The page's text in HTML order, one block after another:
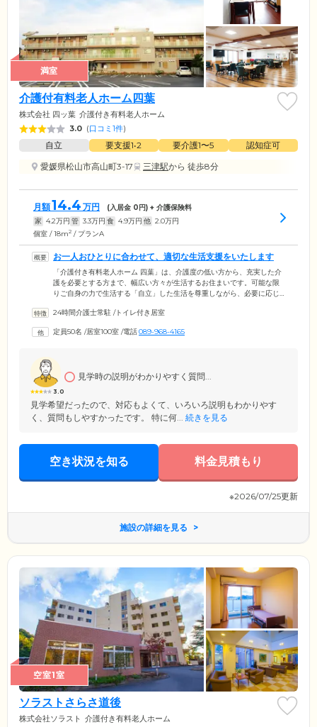
満室
介護付有料老人ホーム四葉
株式会社 四ッ葉 介護付き有料老人ホーム
3.0 (口コミ1件)
自立 要支援1•2 要介護1〜5
認知症可
愛媛県松山市高山町3-17
三津駅から 徒歩8分
月額14.4 万円 (入居金 0円) + 介護保険料
家 4.2万円 管 3.3万円 食 4.9万円 他 2.0万円
個室 / 18m2 / プランA
お一人おひとりに合わせて、適切な生活支援をいたします
「介護付き有料老人ホーム 四葉」は、介護度の低い方から、充実した介
護を必要とする方まで、幅広い方々が生活するお住まいです。可能な限
りご自身の力で生活する「自立」した生活を尊重しながら、必要に応じ
も、適切に支援いたします。ご入居者様それぞれのお部屋は、プライバ
のお時間を快適にお過ごしいただけます。また、ご入居のみなさまが集
24時間介護士常駐 /トイレ付き居室
定員50名 /居室100室 /電話089-968-4165
3.0
見学時の説明がわかりやすく質問...
見学希望だったので、対応もよくて、いろいろ説明もわかりやす
く、質問もしやすかったです。 特に何... 続きを見る
空き状況を知る 料金見積もり
※2026/07/25更新
施設の詳細を見る
空室1室
ソラストさらさ道後
株式会社ソラスト 介護付き有料老人ホーム